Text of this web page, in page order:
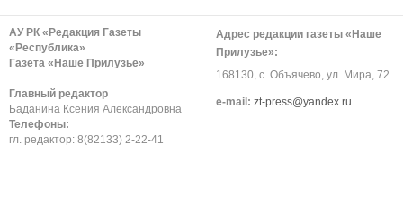
АУ РК «Редакция Газеты
«Республика»
Газета «Наше Прилузье»
Главный редактор
Баданина Ксения Александровна
Телефоны:
гл. редактор: 8(82133) 2-22-41
Адрес редакции газеты «Наше
Прилузье»:
168130, с. Объячево, ул. Мира, 72
е-mail: zt-press@yandex.ru